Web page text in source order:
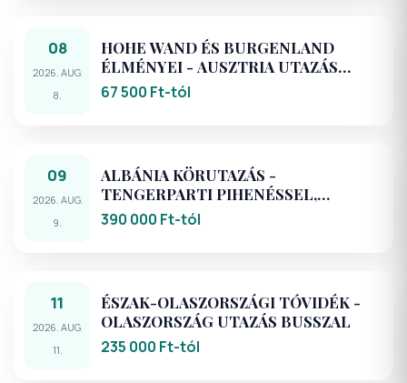
08
2026. AUG.
8.
HOHE WAND ÉS BURGENLAND
ÉLMÉNYEI - AUSZTRIA UTAZÁS
AUTÓBUSSZAL
67 500 Ft-tól
09
2026. AUG.
9.
ALBÁNIA KÖRUTAZÁS -
TENGERPARTI PIHENÉSSEL,
KIRÁNDULÁSOKKAL - REPÜLŐVEL
390 000 Ft-tól
11
2026. AUG.
11.
ÉSZAK-OLASZORSZÁGI TÓVIDÉK -
OLASZORSZÁG UTAZÁS BUSSZAL
235 000 Ft-tól